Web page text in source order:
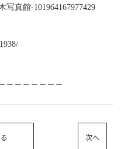
写真館-101964167977429
次へ